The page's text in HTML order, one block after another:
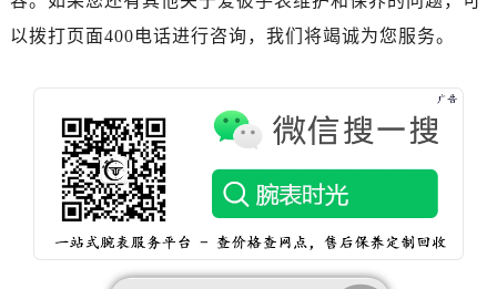
内蒙古自治区鄂尔多斯市东胜区伊金霍洛街爱彼售后服务中心（需提前预约）
内蒙古自治区呼伦贝尔市海拉尔区中央街爱彼售后服务中心（需提前预约）
内蒙古自治区乌海市海勃湾区人民南路爱彼售后服务中心（需提前预约）
山西省晋城市城区黄华街爱彼售后服务中心（需提前预约）
以拨打页面400电话进行咨询，我们将竭诚为您服务。